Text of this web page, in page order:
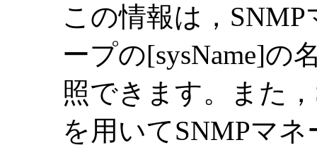
この情報は，
ープの[sysName]の
照できます。また
を用いてSNMPマ